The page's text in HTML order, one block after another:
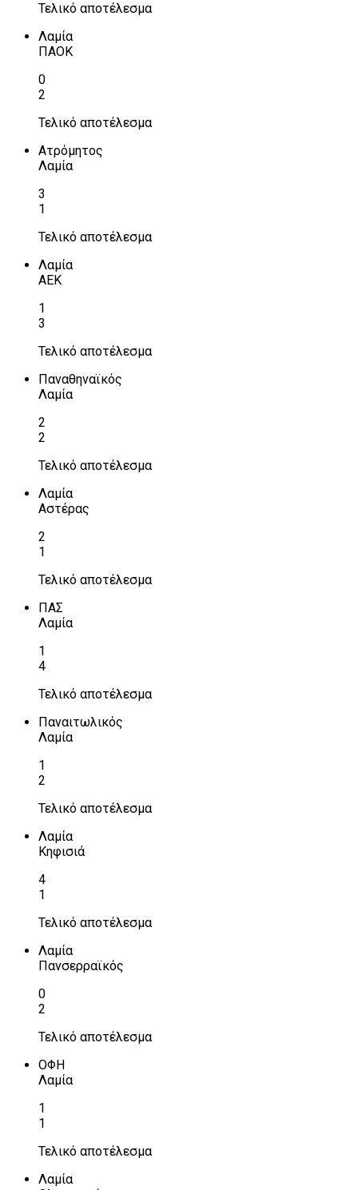
Τελικό αποτέλεσμα
Λαμία
ΠΑΟΚ
0
2
Τελικό αποτέλεσμα
Ατρόμητος
Λαμία
3
1
Τελικό αποτέλεσμα
Λαμία
ΑΕΚ
1
3
Τελικό αποτέλεσμα
Παναθηναϊκός
Λαμία
2
2
Τελικό αποτέλεσμα
Λαμία
Αστέρας
2
1
Τελικό αποτέλεσμα
ΠΑΣ
Λαμία
1
4
Τελικό αποτέλεσμα
Παναιτωλικός
Λαμία
1
2
Τελικό αποτέλεσμα
Λαμία
Κηφισιά
4
1
Τελικό αποτέλεσμα
Λαμία
Πανσερραϊκός
0
2
Τελικό αποτέλεσμα
ΟΦΗ
Λαμία
1
1
Τελικό αποτέλεσμα
Λαμία